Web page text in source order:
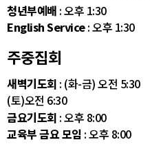
청년부예배 : 오후 1:30
English Service: 오후 1:30
주중집회
새벽기도회 : (화-금) 오전 5:30
(토)오전 6:30
금요기도회 : 오후 8:00
교육부 금요 모임 : 오후 8:00